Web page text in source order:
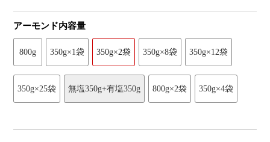
アーモンド内容量
800g 350g×1袋 350g×2袋 350g×8袋 350g×12袋
350g×25袋 無塩350g+有塩350g 800g×2袋 350g×4袋